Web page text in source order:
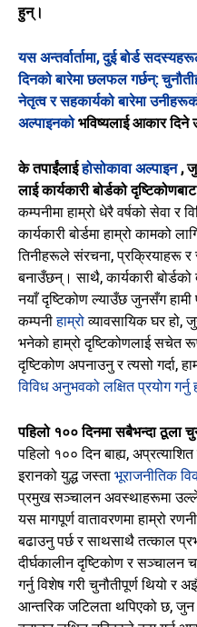
हुन्।
यस अन्तर्वार्तामा, दुई बोर्ड
दिनको बारेमा छलफल गर्छन्:
नेतृत्व र सहकार्यको बारेमा
अल्पाइनकोभविष्यलाई आकार दिने
के तपाईंलाईहोसोकावा अल्पाइन,
लाई कार्यकारी बोर्डको
कम्पनीमा हाम्रो धेरै वर्षको सेवा र
कार्यकारी बोर्डमा हाम्रो कामको
तिनीहरूले संरचना, प्रक्रियाहरू
बनाउँछन्। साथै, कार्यकारी
नयाँ दृष्टिकोण ल्याउँछ जुनसँग
कम्पनीहाम्रोव्यावसायिक घर हो,
भनेको हाम्रो दृष्टिकोणलाई सचेत
दृष्टिकोण अपनाउनु र त्यसो गर्दा,
विविध अनुभवको लक्षित प्रयोग गर्नु
पहिलो १०० दिनमा सबैभन्दा ठूला
पहिलो १०० दिन बाह्य,
इरानको युद्ध जस्ताभूराजनीतिक
प्रमुख सञ्चालन अवस्थाहरूमा
यस मागपूर्ण वातावरणमा हाम्रो
बढाउनु पर्छ र साथसाथै तत्काल
दीर्घकालीन दृष्टिकोण र सञ्चालन
गर्नु विशेष गरी चुनौतीपूर्ण थियो
आन्तरिक जटिलता थपिएको छ, जुन